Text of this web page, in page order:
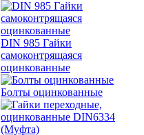
DIN 985 Гайки
самоконтрящаяся
оцинкованные
Болты оцинкованные